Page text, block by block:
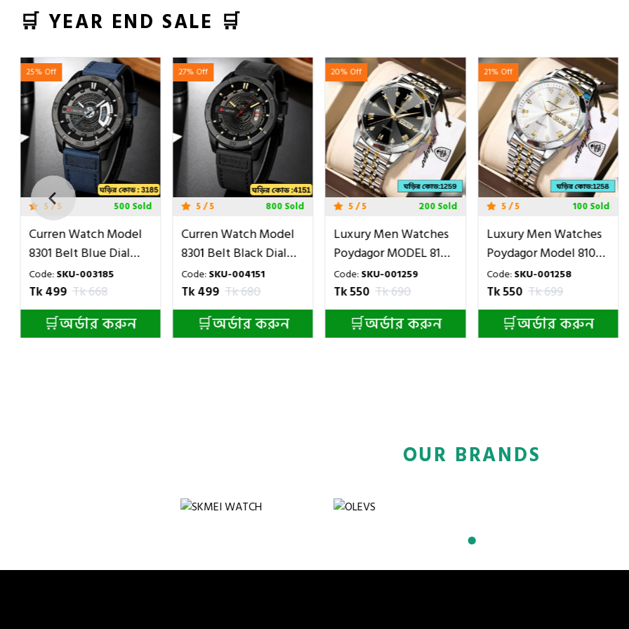
🛒 YEAR END SALE 🛒
25% Off
5 / 5 500 Sold
Curren Watch Model
8301 Belt Blue Dial
Black Colour Watch
For Man
Code:SKU-003185
Tk 499 Tk 668
🛒অর্ডার করুন
27% Off
5 / 5 800 Sold
Curren Watch Model
8301 Belt Black Dial
Black Colour Watch
For Man
Code:SKU-004151
Tk 499 Tk 680
🛒অর্ডার করুন
20% Off
5 / 5 200 Sold
Luxury Men Watches
Poydagor MODEL 810
Toton Ar Dial Black
COLOUR WATCH MAN
Code:SKU-001259
Tk 550 Tk 690
🛒অর্ডার করুন
21% Off
5 / 5 100 Sold
Luxury Men Watches
Poydagor Model 810
Toton Ar Dial White
Colour Watch
Code:SKU-001258
Tk 550 Tk 699
🛒অর্ডার করুন
OUR BRANDS